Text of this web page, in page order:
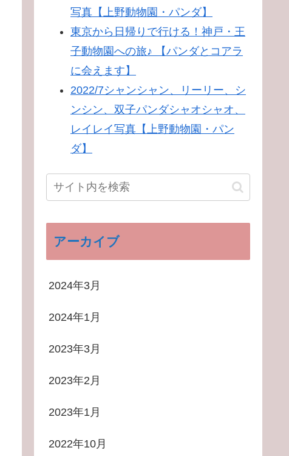
写真【上野動物園・パンダ】
東京から日帰りで行ける！神戸・王
子動物園への旅♪ 【パンダとコアラ
に会えます】
2022/7シャンシャン、リーリー、シ
ンシン、双子パンダシャオシャオ、
レイレイ写真【上野動物園・パン
ダ】
アーカイブ
2024年3月
2024年1月
2023年3月
2023年2月
2023年1月
2022年10月